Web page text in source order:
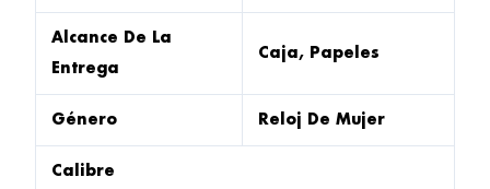
Alcance De La
Entrega
Caja, Papeles
Género Reloj De Mujer
Calibre